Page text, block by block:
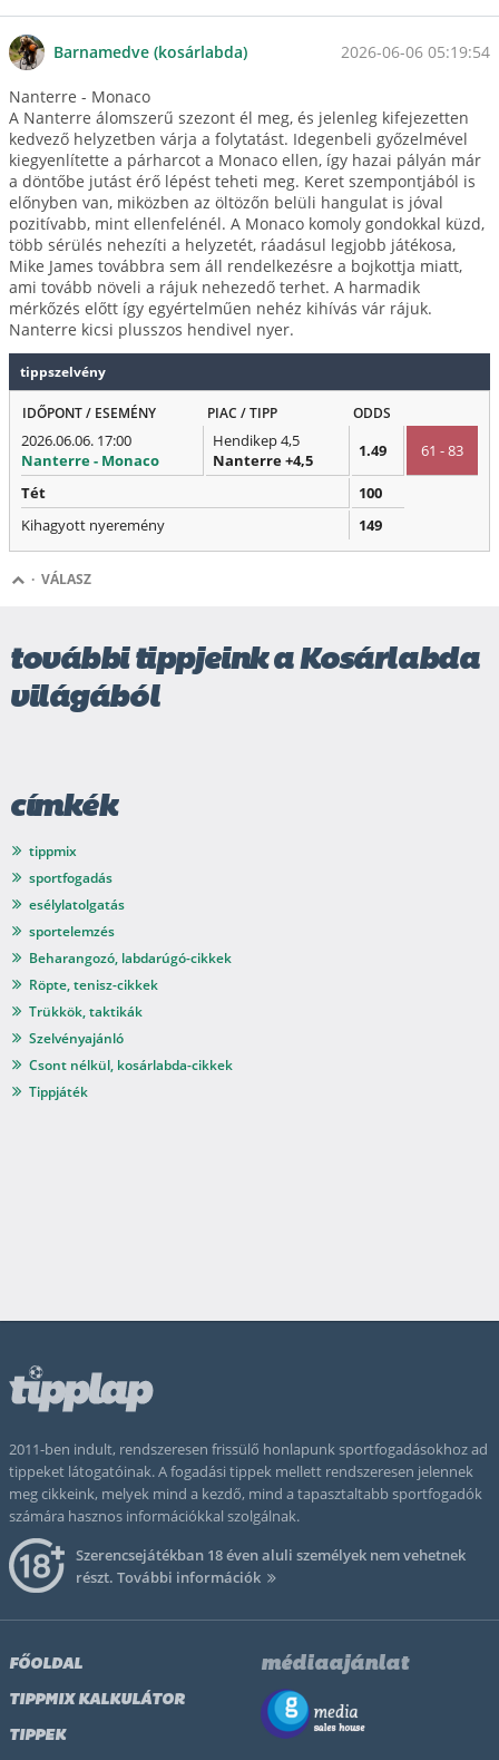
Barnamedve (kosárlabda) 2026-06-06 05:19:54
Nanterre - Monaco
A Nanterre álomszerű szezont él meg, és jelenleg kifejezetten
kedvező helyzetben várja a folytatást. Idegenbeli győzelmével
kiegyenlítette a párharcot a Monaco ellen, így hazai pályán már
a döntőbe jutást érő lépést teheti meg. Keret szempontjából is
előnyben van, miközben az öltözőn belüli hangulat is jóval
pozitívabb, mint ellenfelénél. A Monaco komoly gondokkal küzd,
több sérülés nehezíti a helyzetét, ráadásul legjobb játékosa,
Mike James továbbra sem áll rendelkezésre a bojkottja miatt,
ami tovább növeli a rájuk nehezedő terhet. A harmadik
mérkőzés előtt így egyértelműen nehéz kihívás vár rájuk.
Nanterre kicsi plusszos hendivel nyer.
tippszelvény
IDŐPONT / ESEMÉNY PIAC / TIPP ODDS
2026.06.06. 17:00
Nanterre - Monaco
Hendikep 4,5
Nanterre +4,5
1.49 61 - 83
Tét
100
Kihagyott nyeremény
149
· VÁLASZ
további tippjeink a Kosárlabda
világából
címkék
tippmix
sportfogadás
esélylatolgatás
sportelemzés
Beharangozó, labdarúgó-cikkek
Röpte, tenisz-cikkek
Trükkök, taktikák
Szelvényajánló
Csont nélkül, kosárlabda-cikkek
Tippjáték
2011-ben indult, rendszeresen frissülő honlapunk sportfogadásokhoz ad
tippeket látogatóinak. A fogadási tippek mellett rendszeresen jelennek
meg cikkeink, melyek mind a kezdő, mind a tapasztaltabb sportfogadók
számára hasznos információkkal szolgálnak.
Szerencsejátékban 18 éven aluli személyek nem vehetnek
részt. További információk
FŐOLDAL
TIPPMIX KALKULÁTOR
TIPPEK
médiaajánlat